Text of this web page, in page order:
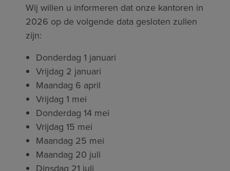
Wij willen u informeren dat onze kantoren in
2026 op de volgende data gesloten zullen
zijn:
Donderdag 1 januari
Vrijdag 2 januari
Maandag 6 april
Vrijdag 1 mei
Donderdag 14 mei
Vrijdag 15 mei
Maandag 25 mei
Maandag 20 juli
Dinsdag 21 juli